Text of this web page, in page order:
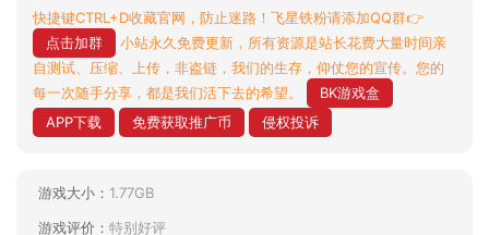
快捷键CTRL+D收藏官网，防止迷路！飞星铁粉请添加QQ群👉
点击加群
小站永久免费更新，所有资源是站长花费大量时间亲
自测试、压缩、上传，非盗链，我们的生存，仰仗您的宣传。您的
每一次随手分享，都是我们活下去的希望。
BK游戏盒
APP下载
免费获取推广币 侵权投诉
游戏大小： 1.77GB
游戏评价： 特别好评